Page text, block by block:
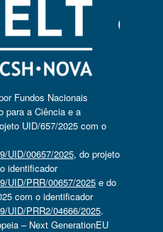
Fundos Nacionais
para a Ciência e a
UID/657/2025 com o
UID/00657/2025, do projeto
identificador
UID/PRR/00657/2025e do
com o identificador
UID/PRR2/04666/2025.
– Next GenerationEU